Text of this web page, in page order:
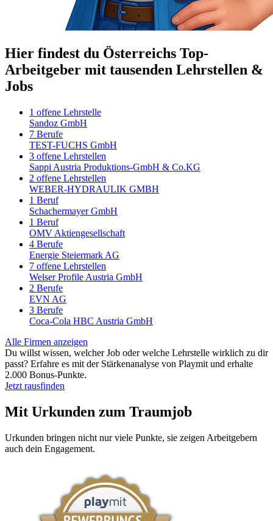
Hier findest du Österreichs Top-
Arbeitgeber mit tausenden Lehrstellen &
Jobs
1 offene Lehrstelle
Sandoz GmbH
7 Berufe
TEST-FUCHS GmbH
3 offene Lehrstellen
Sappi Austria Produktions-GmbH & Co.KG
2 offene Lehrstellen
WEBER-HYDRAULIK GMBH
1 Beruf
Schachermayer GmbH
1 Beruf
OMV Aktiengesellschaft
4 Berufe
Energie Steiermark AG
7 offene Lehrstellen
Welser Profile Austria GmbH
2 Berufe
EVN AG
3 Berufe
Coca-Cola HBC Austria GmbH
Alle Firmen anzeigen
Du willst wissen, welcher Job oder welche Lehrstelle wirklich zu dir
passt? Erfahre es mit der Stärkenanalyse von Playmit und erhalte
2.000 Bonus-Punkte.
Jetzt rausfinden
Mit Urkunden zum Traumjob
Urkunden bringen nicht nur viele Punkte, sie zeigen Arbeitgebern
auch dein Engagement.